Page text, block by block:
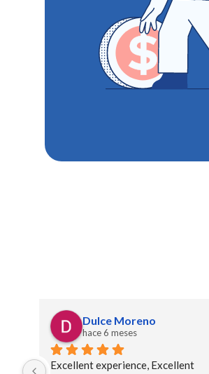
Dulce Moreno
hace 6 meses
Excellent experience, Excellent